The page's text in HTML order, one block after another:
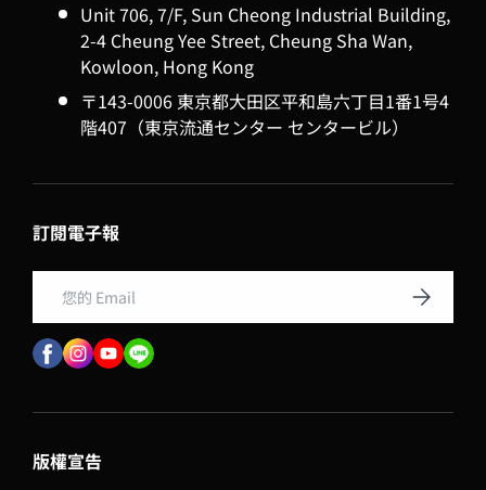
Unit 706, 7/F, Sun Cheong Industrial Building,
2-4 Cheung Yee Street, Cheung Sha Wan,
Kowloon, Hong Kong
〒143-0006 東京都大田区平和島六丁目1番1号4
階407（東京流通センター センタービル）
訂閱電子報
訂閱
版權宣告